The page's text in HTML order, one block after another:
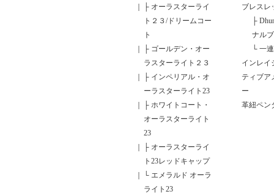
├ オーラスターライ
ト２３/ドリームコー
ト
├ ゴールデン・オー
ラスターライト２３
├ インペリアル・オ
ーラスターライト23
├ ホワイトコート・
オーラスターライト
23
├ オーラスターライ
ト23レッドキャップ
└ エメラルド オーラ
ライト23
ブレスレ
├
ナル
└ 一
インレイ
ティブア
ー
革紐ペン